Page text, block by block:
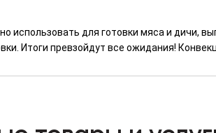
использовать для готовки мяса и дичи,
Итоги превзойдут все ожидания!